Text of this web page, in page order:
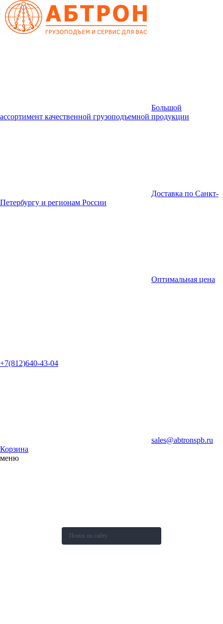
Большой
ассортимент качественной грузоподъемной продукции
Доставка по Санкт-
Петербургу и регионам России
Оптимальная цена
+7(812)640-43-04
sales@abtronspb.ru
Корзина
меню